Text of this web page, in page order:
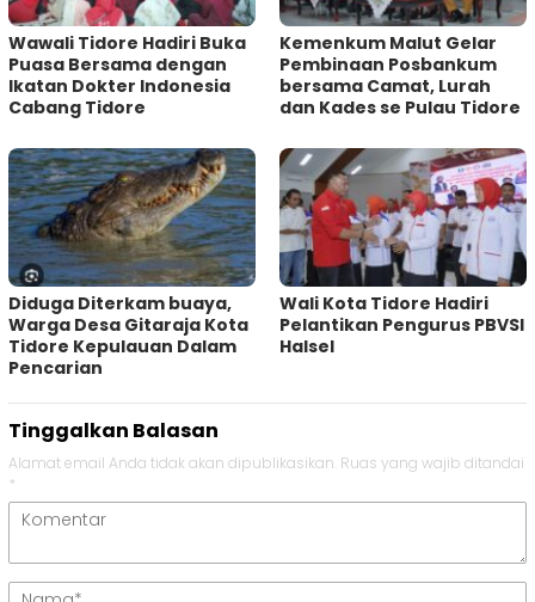
Wawali Tidore Hadiri Buka
Puasa Bersama dengan
Ikatan Dokter Indonesia
Cabang Tidore
Kemenkum Malut Gelar
Pembinaan Posbankum
bersama Camat, Lurah
dan Kades se Pulau Tidore
Diduga Diterkam buaya,
Warga Desa Gitaraja Kota
Tidore Kepulauan Dalam
Pencarian
Wali Kota Tidore Hadiri
Pelantikan Pengurus PBVSI
Halsel
Tinggalkan Balasan
Alamat email Anda tidak akan dipublikasikan. Ruas yang wajib ditandai
*